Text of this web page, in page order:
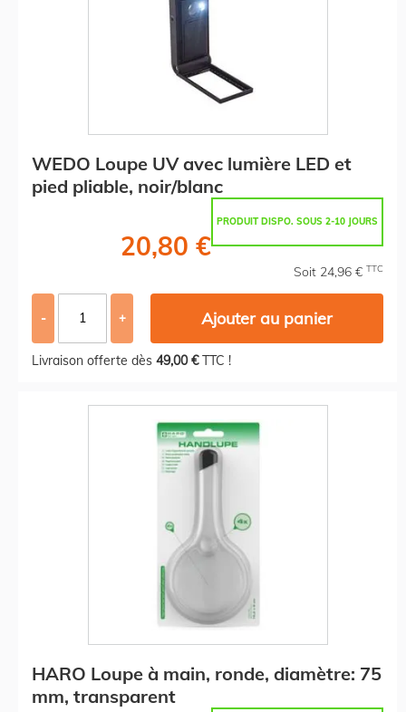
WEDO Loupe UV avec lumière LED et
pied pliable, noir/blanc
PRODUIT DISPO. SOUS 2-10 JOURS
20,80 €
Soit 24,96 € TTC
- + Ajouter au panier
Livraison offerte dès 49,00 €TTC !
HARO Loupe à main, ronde, diamètre: 75
mm, transparent